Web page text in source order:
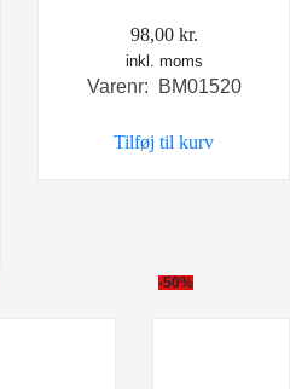
98,00 kr.
inkl. moms
Varenr: BM01520
Tilføj til kurv
-50%